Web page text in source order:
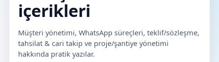
içerikleri
Müşteri yönetimi, WhatsApp süreçleri, teklif/sözleşme,
tahsilat & cari takip ve proje/şantiye yönetimi
hakkında pratik yazılar.